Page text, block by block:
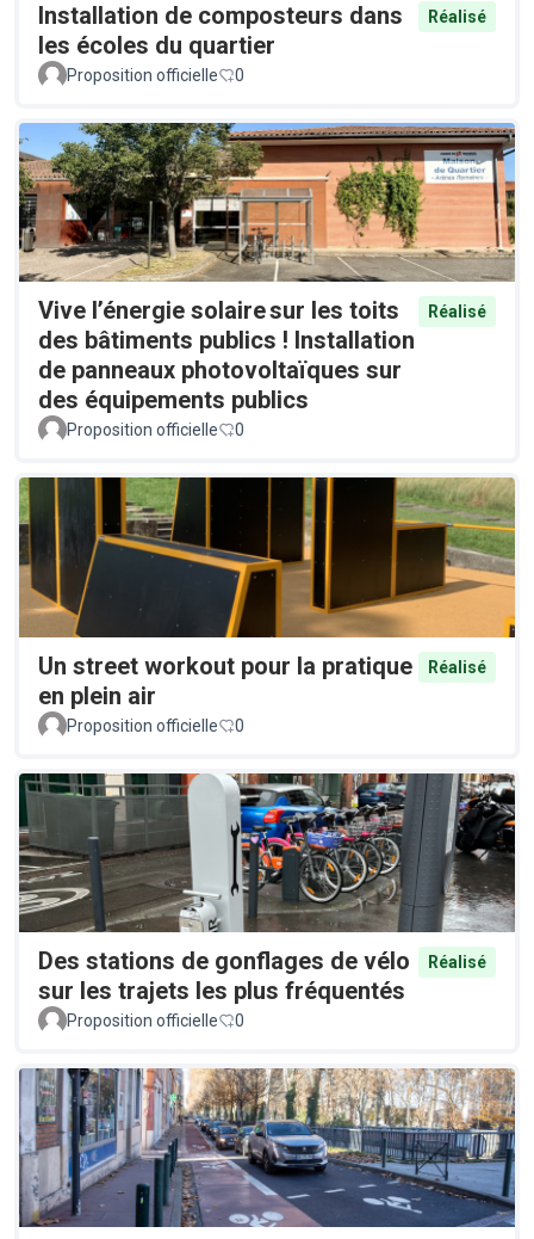
Installation de composteurs dans
les écoles du quartier
Réalisé
Proposition officielle 0
Vive l’énergie solaire sur les toits
des bâtiments publics ! Installation
de panneaux photovoltaïques sur
des équipements publics
Réalisé
Proposition officielle 0
Un street workout pour la pratique
en plein air
Réalisé
Proposition officielle 0
Des stations de gonflages de vélo
sur les trajets les plus fréquentés
Réalisé
Proposition officielle 0